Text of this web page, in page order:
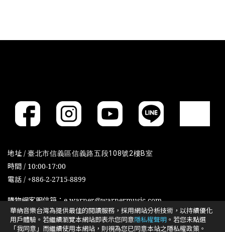
地址 / 臺北市信義區信義路五段108號2樓B室
時間 / 10:00-17:00
電話 / +886-2-2715-8899
購物網客服信箱：e-warner@warnermusic.com
華納音樂台灣為提供最佳的閱讀服務，採用網站分析技術，以持續優化
用戶體驗。若繼續瀏覽本網站即表示您同意隱私權聲明 。若您未點選
「我同意」而繼續使用本網站，則視為您已同意本站之隱私權政策。